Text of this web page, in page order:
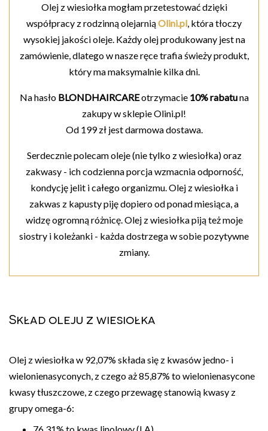
Olej z wiesiołka mogłam przetestować dzięki
współpracy z rodzinną olejarniąOlini.pl , która tłoczy
wysokiej jakości oleje. Każdy olej produkowany jest na
zamówienie, dlatego w nasze ręce trafia świeży produkt,
który ma maksymalnie kilka dni.
Na hasło BLONDHAIRCAREotrzymacie 10% rabatuna
zakupy w sklepie Olini.pl!
Od 199 zł jest darmowa dostawa.
Serdecznie polecam oleje (nie tylko z wiesiołka) oraz
zakwasy - ich codzienna porcja wzmacnia odporność,
kondycję jelit i całego organizmu. Olej z wiesiołka i
zakwas z kapusty piję dopiero od ponad miesiąca, a
widzę ogromną różnicę. Olej z wiesiołka piją też moje
siostry i koleżanki - każda dostrzega w sobie pozytywne
zmiany.
Skład oleju z wiesiołka
Olej z wiesiołka w 92,07% składa się z kwasów jedno- i
wielonienasyconych, z czego aż 85,87% to wielonienasycone
kwasy tłuszczowe, z czego przewagę stanowią kwasy z
grupy omega-6:
76,31% to kwas linolowy (LA),